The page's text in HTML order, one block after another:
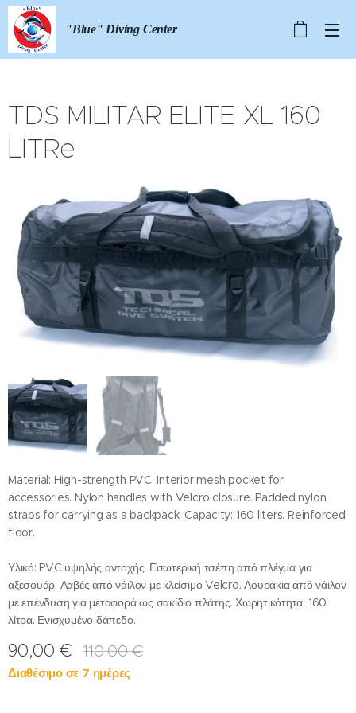
"Blue" Diving Center
TDS MILITAR ELITE XL 160
LITRe
Material: High-strength PVC. Interior mesh pocket for
accessories. Nylon handles with Velcro closure. Padded nylon
straps for carrying as a backpack. Capacity: 160 liters. Reinforced
floor.
Υλικό: PVC υψηλής αντοχής. Εσωτερική τσέπη από πλέγμα για
αξεσουάρ. Λαβές από νάιλον με κλείσιμο Velcro. Λουράκια από νάιλον
με επένδυση για μεταφορά ως σακίδιο πλάτης. Χωρητικότητα: 160
λίτρα. Ενισχυμένο δάπεδο.
90,00 € 110,00€
Διαθέσιμο σε 7 ημέρες